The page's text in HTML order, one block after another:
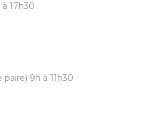
17h30
paire) 9h à 11h30